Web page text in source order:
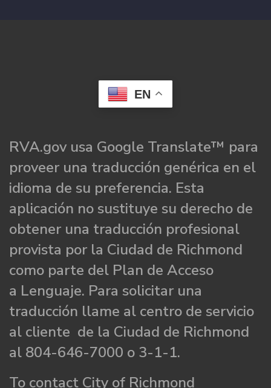
EN
RVA.gov usa Google Translate™ para
proveer una traducción genérica en el
idioma de su preferencia. Esta
aplicación no sustituye su derecho de
obtener una traducción profesional
provista por la Ciudad de Richmond
como parte del Plan de Acceso
a Lenguaje. Para solicitar una
traducción llame al centro de servicio
al cliente de la Ciudad de Richmond
al 804-646-7000 o 3-1-1.
To contact City of Richmond